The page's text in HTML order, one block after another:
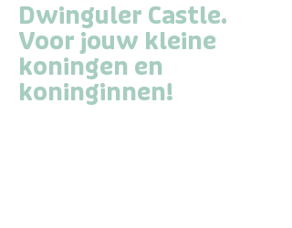
Dwinguler Castle.
Voor jouw kleine
koningen en
koninginnen!